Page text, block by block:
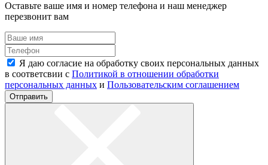
Оставьте ваше имя и номер телефона и наш менеджер
перезвонит вам
Я даю согласие на обработку своих персональных данных
в соответсвии с Политикой в отношении обработки
персональных данных и Пользовательским соглашением
Отправить